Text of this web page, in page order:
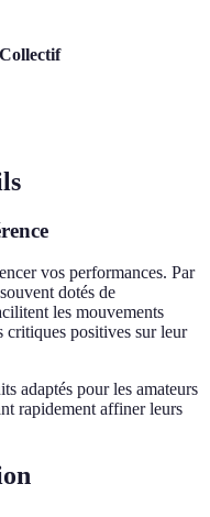
vos performances. Par
dotés de
les mouvements
critiques positives sur leur
adaptés pour les amateurs
rapidement affiner leurs